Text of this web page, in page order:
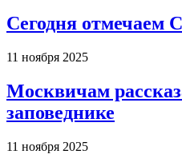
Сегодня отмечаем
11 ноября 2025
Москвичам
заповеднике
11 ноября 2025